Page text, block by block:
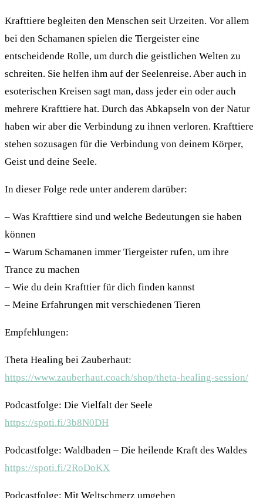
Krafttiere begleiten den Menschen seit Urzeiten. Vor allem
bei den Schamanen spielen die Tiergeister eine
entscheidende Rolle, um durch die geistlichen Welten zu
schreiten. Sie helfen ihm auf der Seelenreise. Aber auch in
esoterischen Kreisen sagt man, dass jeder ein oder auch
mehrere Krafttiere hat. Durch das Abkapseln von der Natur
haben wir aber die Verbindung zu ihnen verloren. Krafttiere
stehen sozusagen für die Verbindung von deinem Körper,
Geist und deine Seele.
In dieser Folge rede unter anderem darüber:
– Was Krafttiere sind und welche Bedeutungen sie haben
können
– Warum Schamanen immer Tiergeister rufen, um ihre
Trance zu machen
– Wie du dein Krafttier für dich finden kannst
– Meine Erfahrungen mit verschiedenen Tieren
Empfehlungen:
Theta Healing bei Zauberhaut:
https://www.zauberhaut.coach/shop/theta-healing-session/
Podcastfolge: Die Vielfalt der Seele
https://spoti.fi/3b8N0DH
Podcastfolge: Waldbaden – Die heilende Kraft des Waldes
https://spoti.fi/2RoDoKX
Podcastfolge: Mit Weltschmerz umgehen